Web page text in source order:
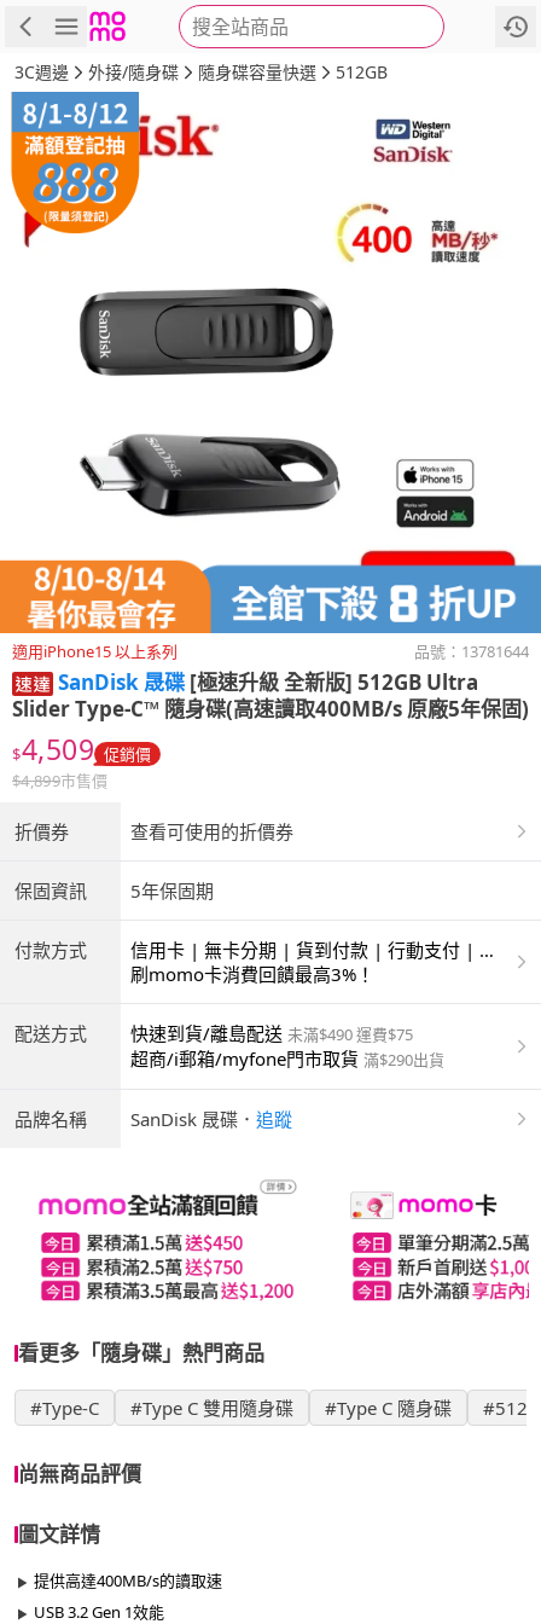
搜全站商品
商品 評價 詳情
3C週邊 外接/隨身碟 隨身碟容量快選 512GB
適用iPhone15 以上系列 品號： 13781644
SanDisk 晟碟 [極速升級 全新版] 512GB Ultra
Slider Type-C™ 隨身碟(高速讀取400MB/s 原廠5年保固)
$4,509 促銷價
$4,899市售價
折價券 查看可使用的折價券
保固資訊 5年保固期
付款方式
信用卡 | 無卡分期 | 貨到付款 | 行動支付 | 超
商付款 | ATM | 銀聯卡
刷momo卡消費回饋最高3%！
配送方式 快速到貨/離島配送 未滿$490 運費$75
超商/i郵箱/myfone門市取貨 滿$290出貨
品牌名稱 SanDisk 晟碟 ． 追蹤
看更多「隨身碟」熱門商品
#Type-C #Type C 雙用隨身碟 #Type C 隨身碟
尚無商品評價
圖文詳情
提供高達400MB/s的讀取速
USB 3.2 Gen 1效能